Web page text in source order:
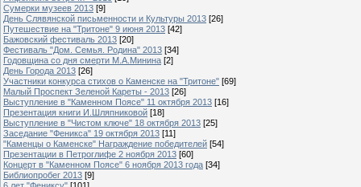
Сумерки музеев 2013 [9]
День Слявянской письменности и Культуры 2013 [26]
Путешествие на "Тритоне" 9 июня 2013 [42]
Бажовский фестиваль 2013 [20]
Фестиваль "Дом. Семья. Родина" 2013 [34]
Годовщина со дня смерти М.А.Минина [2]
День Города 2013 [26]
Участники конкурса стихов о Каменске на "Тритоне" [69]
Малый Проспект Зеленой Кареты - 2013 [26]
Выступление в "Каменном Поясе" 11 октября 2013 [16]
Презентация книги И.Шляпниковой [18]
Выступление в "Чистом ключе" 18 октября 2013 [25]
Заседание "Феникса" 19 октября 2013 [11]
"Каменцы о Каменске" Награждение победителей [54]
Презентации в Петроглифе 2 ноября 2013 [60]
Концерт в "Каменном Поясе" 6 ноября 2013 года [34]
Библиопробег 2013 [9]